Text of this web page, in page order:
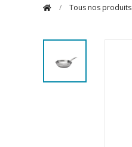
/ Tous nos produits